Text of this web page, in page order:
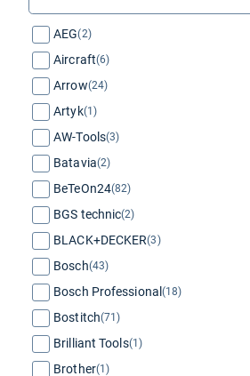
AEG(2)
Aircraft(6)
Arrow(24)
Artyk(1)
AW-Tools(3)
Batavia(2)
BeTeOn24(82)
BGS technic(2)
BLACK+DECKER(3)
Bosch(43)
Bosch Professional (18)
Bostitch(71)
Brilliant Tools(1)
Brother(1)